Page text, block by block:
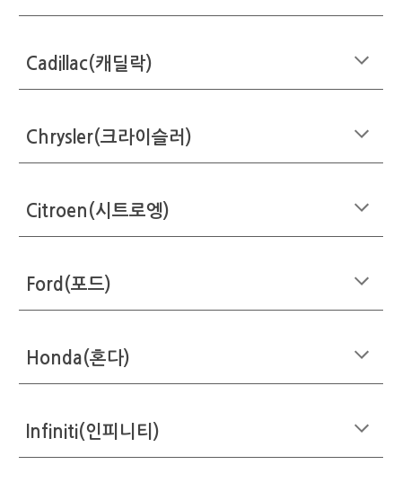
Cadillac(캐딜락)
Chrysler(크라이슬러)
Citroen(시트로엥)
Ford(포드)
Honda(혼다)
Infiniti(인피니티)